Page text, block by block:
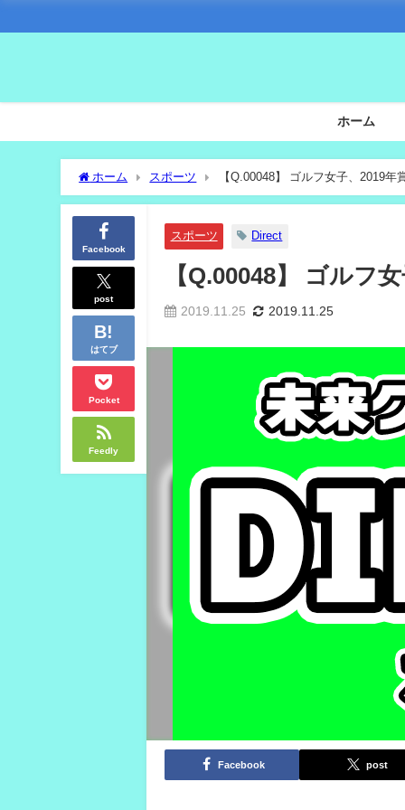
ホーム
ホーム スポーツ 【Q.00048】 ゴルフ女子、2019年
Facebook
post
はてブ
Pocket
Feedly
スポーツ Direct
【Q.00048】 ゴルフ
2019.11.25 2019.11.25
Facebook post